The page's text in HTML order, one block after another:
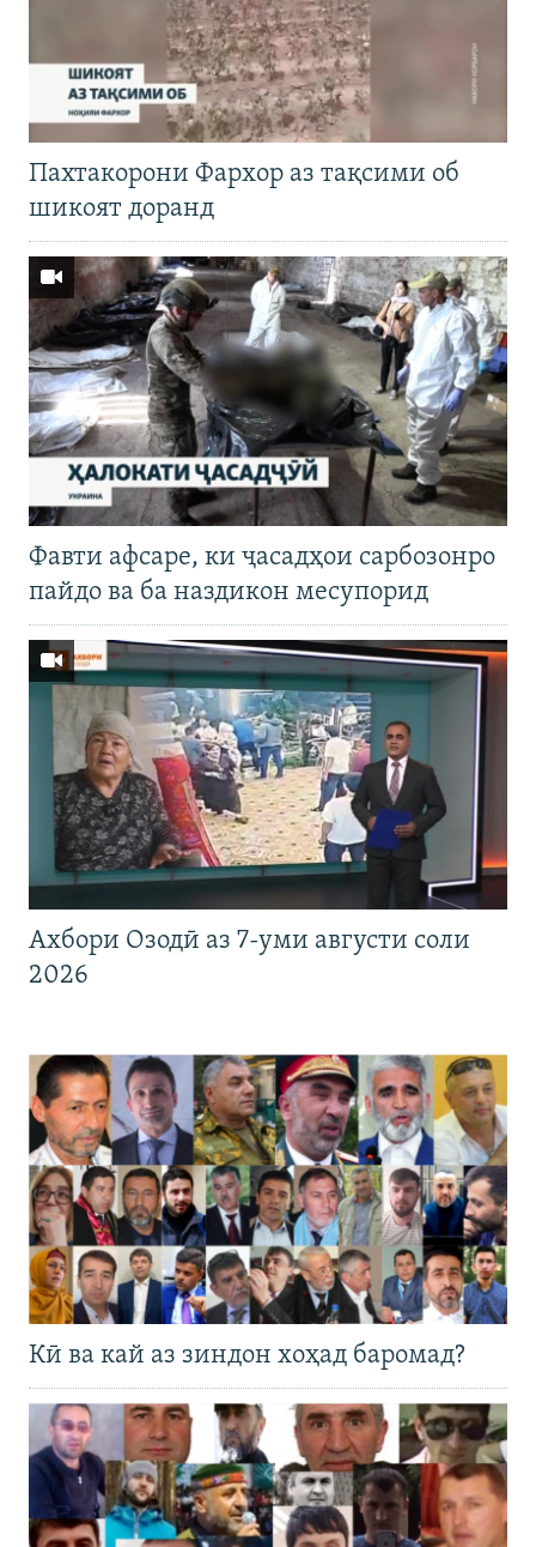
Пахтакорони Фархор аз тақсими об
шикоят доранд
Фавти афсаре, ки ҷасадҳои сарбозонро
пайдо ва ба наздикон месупорид
Ахбори Озодӣ аз 7-уми августи соли
2026
Кӣ ва кай аз зиндон хоҳад баромад?